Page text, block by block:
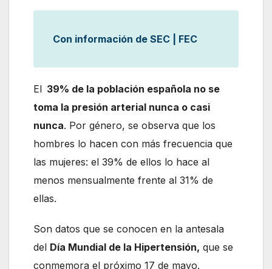
Con información de SEC | FEC
El 39% de la población española no se
toma la presión arterial nunca o casi
nunca. Por género, se observa que los
hombres lo hacen con más frecuencia que
las mujeres: el 39% de ellos lo hace al
menos mensualmente frente al 31% de
ellas.
Son datos que se conocen en la antesala
del Día Mundial de la Hipertensión, que se
conmemora el próximo 17 de mayo.